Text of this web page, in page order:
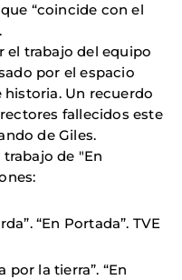
“coincide con el
el trabajo del equipo
por el espacio
historia. Un recuerdo
fallecidos este
de Giles.
de "En
“En Portada”. TVE
por la tierra”. “En